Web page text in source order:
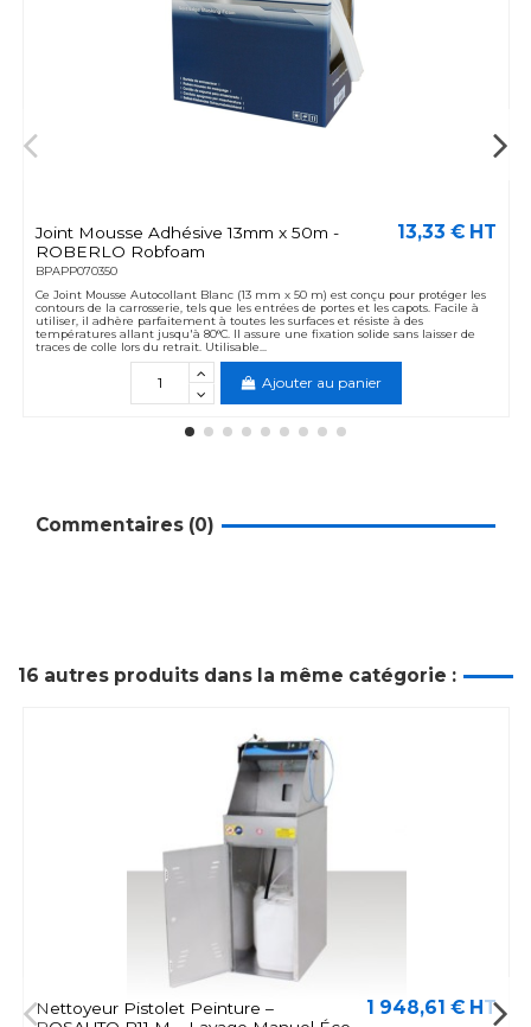
Joint Mousse Adhésive 13mm x 50m -
ROBERLO Robfoam
BPAPP070350
13,33 € HT
Ce Joint Mousse Autocollant Blanc (13 mm x 50 m) est conçu pour protéger les
contours de la carrosserie, tels que les entrées de portes et les capots. Facile à
utiliser, il adhère parfaitement à toutes les surfaces et résiste à des
températures allant jusqu'à 80°C. Il assure une fixation solide sans laisser de
traces de colle lors du retrait. Utilisable...
Ajouter au panier
Commentaires (0)
16 autres produits dans la même catégorie :
Nettoyeur Pistolet Peinture –
1 948,61 € HT